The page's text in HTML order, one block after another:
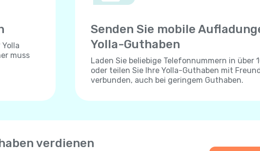
muss
Senden Sie mobile
Yolla-Guthaben
Laden Sie beliebige Telefonnummern in über
oder teilen Sie Ihre Yolla-Guthaben mit
verbunden, auch bei geringem Guthaben.
verdienen